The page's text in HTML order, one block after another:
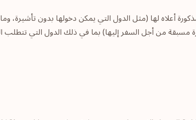
أعلاه لها (مثل الدول التي يمكن دخولها بدون تأشيرة،
من أجل السفر إليها) بما في ذلك الدول التي تتطلب